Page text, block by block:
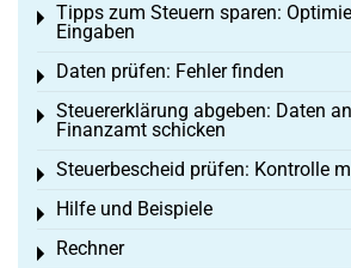
Tipps zum Steuern sparen:
Eingaben
Toggle menu
Daten prüfen: Fehler finden
Toggle menu
Steuererklärung abgeben: Daten
Finanzamt schicken
Toggle menu
Steuerbescheid prüfen: Kontrolle
Toggle menu
Hilfe und Beispiele
Toggle menu
Rechner
Toggle menu